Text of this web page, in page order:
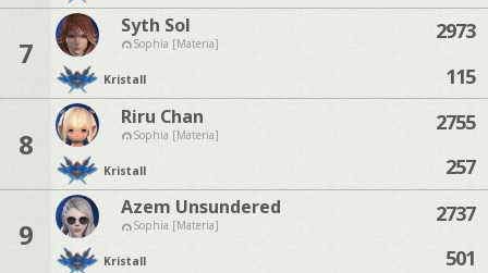
7
Syth Sol
Sophia [Materia]
Kristall
2973
115
8
Riru Chan
Sophia [Materia]
Kristall
2755
257
9
Azem Unsundered
Sophia [Materia]
Kristall
2737
501